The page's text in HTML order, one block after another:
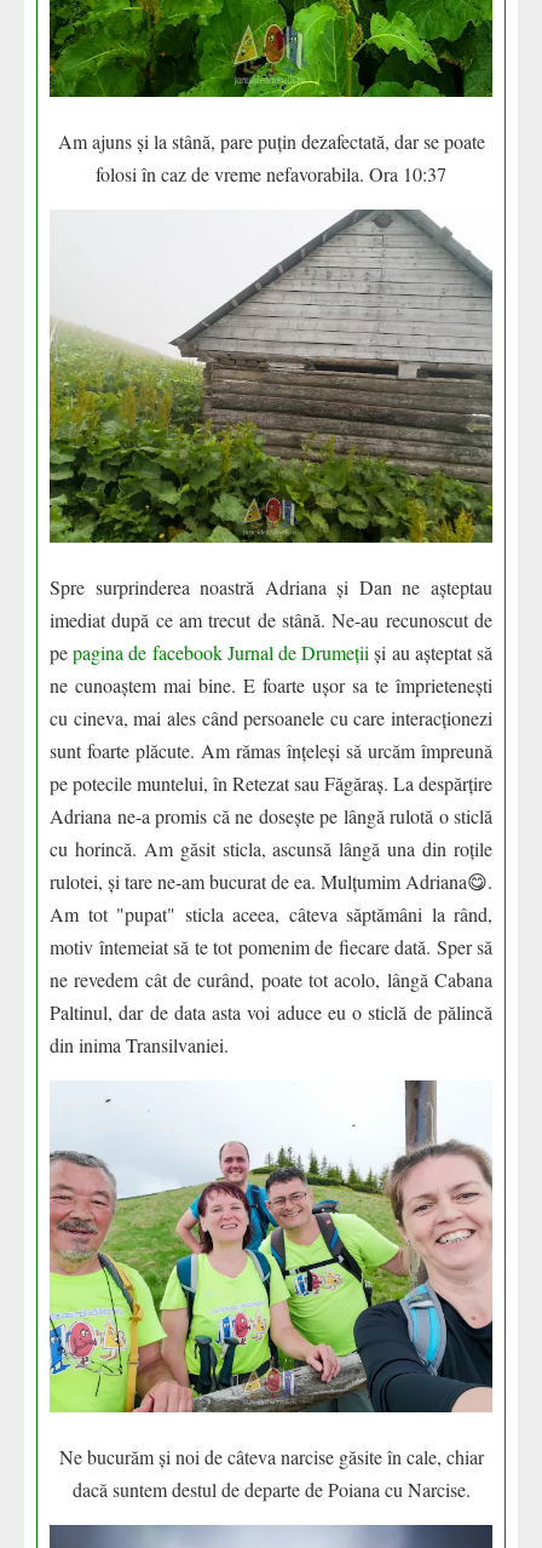
Am ajuns și la stână, pare puțin dezafectată, dar se poate
folosi în caz de vreme nefavorabila. Ora 10:37
Spre surprinderea noastră Adriana și Dan ne așteptau
imediat după ce am trecut de stână. Ne-au recunoscut de
pepagina de facebook Jurnal de Drumeții și au așteptat să
ne cunoaștem mai bine. E foarte ușor sa te împrietenești
cu cineva, mai ales când persoanele cu care interacționezi
sunt foarte plăcute. Am rămas înțeleși să urcăm împreună
pe potecile muntelui, în Retezat sau Făgăraș. La despărțire
Adriana ne-a promis că ne dosește pe lângă rulotă o sticlă
cu horincă. Am găsit sticla, ascunsă lângă una din roțile
rulotei, și tare ne-am bucurat de ea. Mulțumim Adriana😋.
Am tot "pupat" sticla aceea, câteva săptămâni la rând,
motiv întemeiat să te tot pomenim de fiecare dată. Sper să
ne revedem cât de curând, poate tot acolo, lângă Cabana
Paltinul, dar de data asta voi aduce eu o sticlă de pălincă
din inima Transilvaniei.
Ne bucurăm și noi de câteva narcise găsite în cale, chiar
dacă suntem destul de departe de Poiana cu Narcise.